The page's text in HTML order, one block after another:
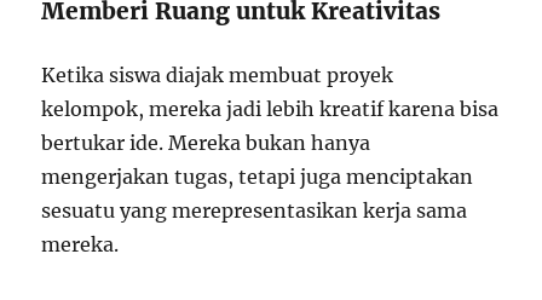
Memberi Ruang untuk Kreativitas
Ketika siswa diajak membuat proyek
kelompok, mereka jadi lebih kreatif karena bisa
bertukar ide. Mereka bukan hanya
mengerjakan tugas, tetapi juga menciptakan
sesuatu yang merepresentasikan kerja sama
mereka.